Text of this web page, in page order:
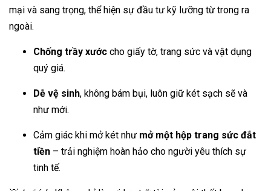
mại và sang trọng, thể hiện sự đầu tư kỹ lưỡng từ trong ra
ngoài.
Chống trầy xước cho giấy tờ, trang sức và vật dụng
quý giá.
Dễ vệ sinh, không bám bụi, luôn giữ két sạch sẽ và
như mới.
Cảm giác khi mở két như mở một hộp trang sức đắt
tiền – trải nghiệm hoàn hảo cho người yêu thích sự
tinh tế.